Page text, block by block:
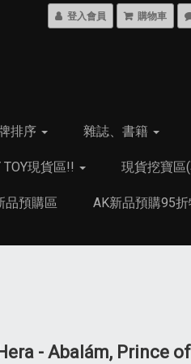
登入會員 購物車
排序 雜誌、書籍
TOY現貨區!! 現貨挖寶區
品預購區 AK新品預購95
- Abalám, Prince